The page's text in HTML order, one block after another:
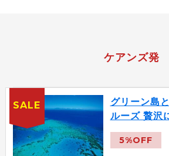
ケアンズ発
グリーン島
ルーズ 贅沢
5%OFF
SALE